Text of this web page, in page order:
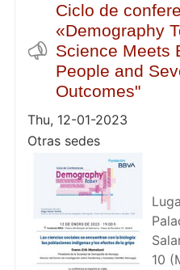
Ciclo de
«Demography
Science Meets
People and
Outcomes"
Thu, 12-01-2023
Otras sedes
10